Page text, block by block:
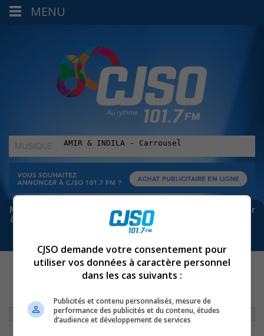
MUSIQUE
:
Meta bloque les infos sur Facebook. Pour ne rien manquer
à Sorel-Tracy et la région, abonne-toi à notre infolettre :
MARTIN GINGRAS – GRÈVE COLS BLEUS – 20221215
MENU
CJSO demande votre consentement pour
utiliser vos données à caractère personnel
dans les cas suivants :
Publicités et contenu personnalisés, mesure de
performance des publicités et du contenu, études
d’audience et développement de services